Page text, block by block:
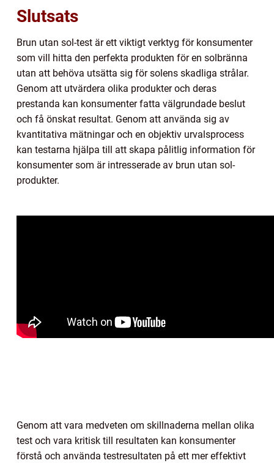
Slutsats
Brun utan sol-test är ett viktigt verktyg för konsumenter
som vill hitta den perfekta produkten för en solbränna
utan att behöva utsätta sig för solens skadliga strålar.
Genom att utvärdera olika produkter och deras
prestanda kan konsumenter fatta välgrundade beslut
och få önskat resultat. Genom att använda sig av
kvantitativa mätningar och en objektiv urvalsprocess
kan testarna hjälpa till att skapa pålitlig information för
konsumenter som är intresserade av brun utan sol-
produkter.
Genom att vara medveten om skillnaderna mellan olika
test och vara kritisk till resultaten kan konsumenter
förstå och använda testresultaten på ett mer effektivt